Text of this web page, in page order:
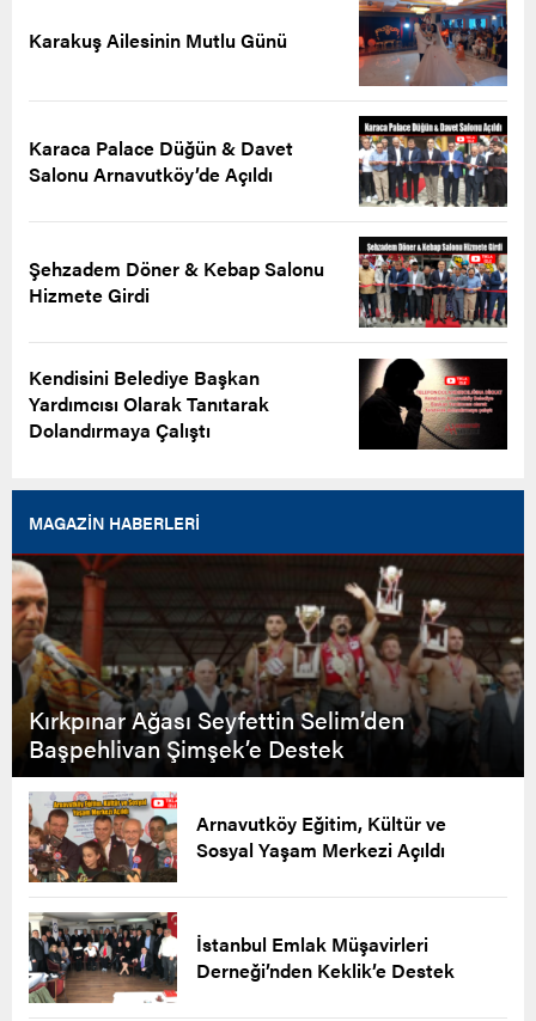
Karakuş Ailesinin Mutlu Günü
Karaca Palace Düğün & Davet
Salonu Arnavutköy’de Açıldı
Şehzadem Döner & Kebap Salonu
Hizmete Girdi
Kendisini Belediye Başkan
Yardımcısı Olarak Tanıtarak
Dolandırmaya Çalıştı
MAGAZİN HABERLERİ
Kırkpınar Ağası Seyfettin Selim’den
Başpehlivan Şimşek’e Destek
Arnavutköy Eğitim, Kültür ve
Sosyal Yaşam Merkezi Açıldı
İstanbul Emlak Müşavirleri
Derneği’nden Keklik’e Destek